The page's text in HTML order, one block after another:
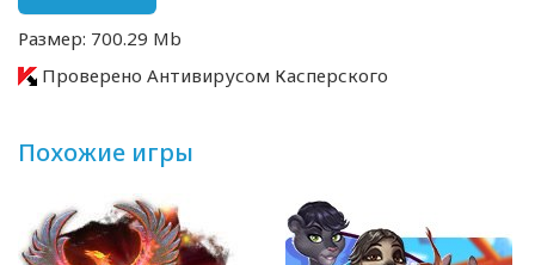
Размер: 700.29 Mb
Проверено Антивирусом Касперского
Похожие игры